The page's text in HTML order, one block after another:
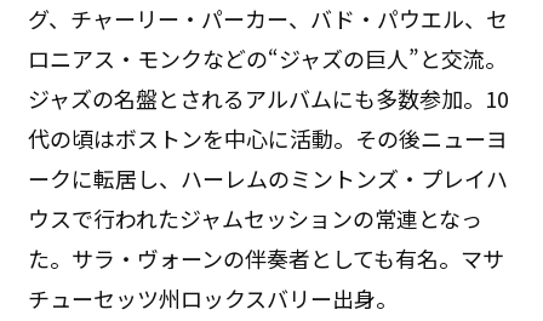
グ、チャーリー・パーカー、バド・パウエル、セ
ロニアス・モンクなどの“ジャズの巨人”と交流。
ジャズの名盤とされるアルバムにも多数参加。10
代の頃はボストンを中心に活動。その後ニューヨ
ークに転居し、ハーレムのミントンズ・プレイハ
ウスで行われたジャムセッションの常連となっ
た。サラ・ヴォーンの伴奏者としても有名。マサ
チューセッツ州ロックスバリー出身。